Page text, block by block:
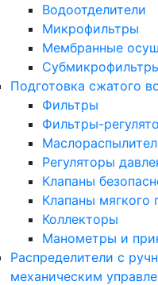
Водоотделители
Микрофильтры
Мембранные
Подготовка сжатого
Фильтры
Фильтры-
Регуляторы
Клапаны
Клапаны мягкого
Коллекторы
Манометры и
Распределители с
механическим